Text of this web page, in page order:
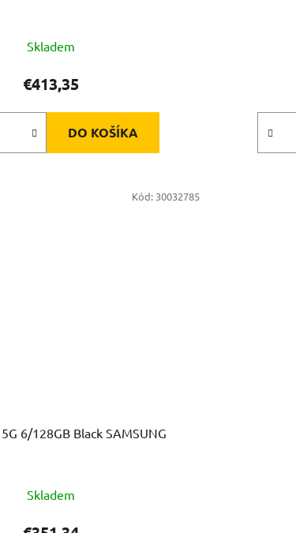
Skladem
€413,35
DO KOŠÍKA
6/128GB Black SAMSUNG
Skladem
Kód: 30032785